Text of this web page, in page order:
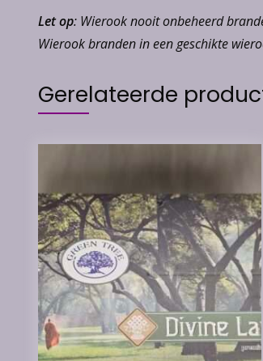
Let op: Wierook nooit onbeheerd
Wierook branden in een geschikte
Gerelateerde